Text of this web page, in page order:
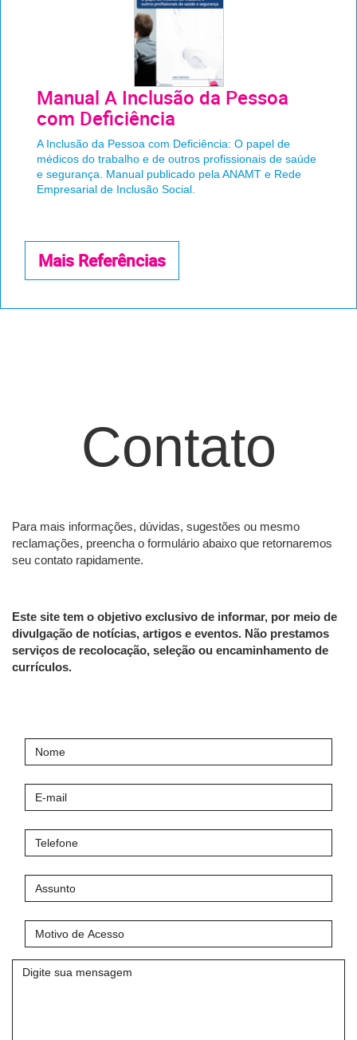
Manual A Inclusão da Pessoa
com Deficiência
A Inclusão da Pessoa com Deficiência: O papel de
médicos do trabalho e de outros profissionais de saúde
e segurança. Manual publicado pela ANAMT e Rede
Empresarial de Inclusão Social.
Mais Referências
Contato
Para mais informações, dúvidas, sugestões ou mesmo
reclamações, preencha o formulário abaixo que retornaremos
seu contato rapidamente.
Este site tem o objetivo exclusivo de informar, por meio de
divulgação de notícias, artigos e eventos. Não prestamos
serviços de recolocação, seleção ou encaminhamento de
currículos.
mail
de
Acesso
Mensagem